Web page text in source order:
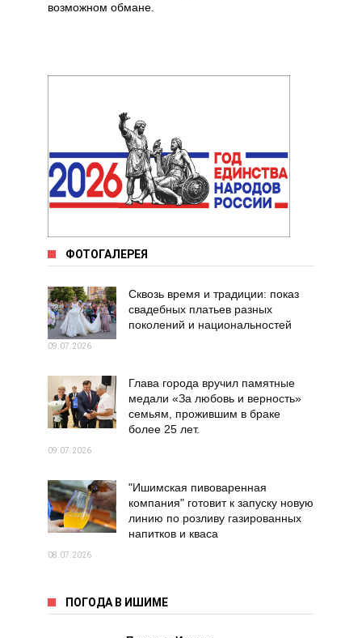
возможном обмане.
ФОТОГАЛЕРЕЯ
Сквозь время и традиции: показ
свадебных платьев разных
поколений и национальностей
09.07.2026
Глава города вручил памятные
медали «За любовь и верность»
семьям, прожившим в браке
более 25 лет.
09.07.2026
"Ишимская пивоваренная
компания" готовит к запуску новую
линию по розливу газированных
напитков и кваса
08.07.2026
ПОГОДА В ИШИМЕ